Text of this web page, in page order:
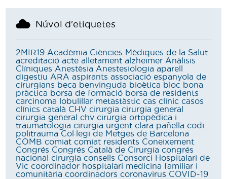
Núvol d'etiquetes
2MIR19 Acadèmia Ciències Mèdiques de la Salut
acreditació acte alletament alzheimer Anàlisis
Clíniques Anestèsia Anestesiologia aparell
digestiu ARA aspirants associació espanyola de
cirurgians beca benvinguda bioètica bloc bona
pràctica borsa de formació borsa de residents
carcinoma lobulillar metastàstic cas clínic casos
clínics català CHV cirurgia cirurgia general
cirurgia general chv cirurgia ortopèdica i
traumatologia cirurgia urgent clara pañella codi
politrauma Col·legi de Metges de Barcelona
COMB comiat comiat residents Coneixement
Congrés Congrés Català de Cirurgia congrés
nacional cirurgia consells Consorci Hospitalari de
Vic coordinador hospitalari medicina familiar i
comunitària coordinadors coronavirus COVID-19